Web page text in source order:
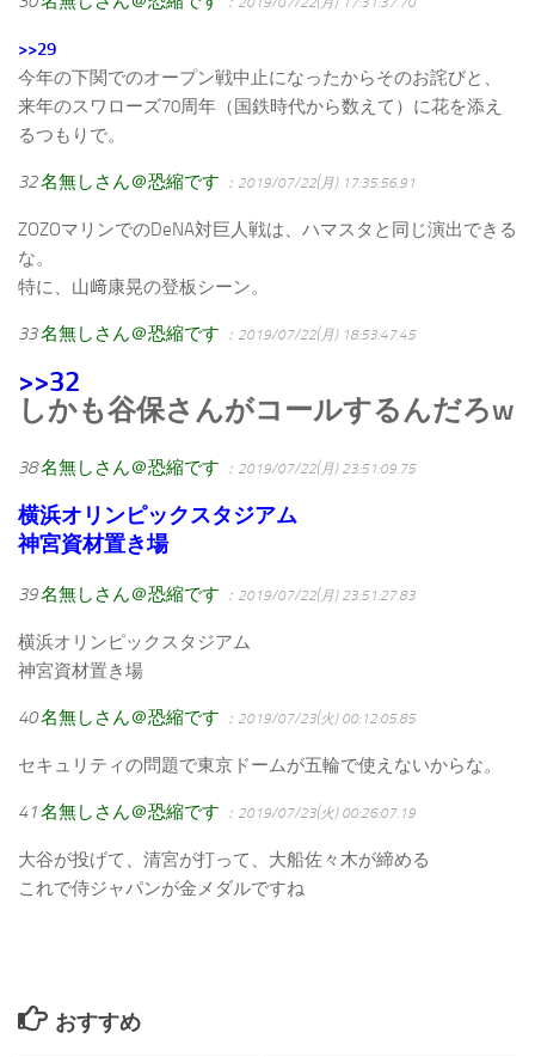
>>29
今年の下関でのオープン戦中止になったからそのお詫びと、
来年のスワローズ70周年（国鉄時代から数えて）に花を添え
るつもりで。
32名無しさん＠恐縮です ：2019/07/22(月) 17:35:56.91
ZOZOマリンでのDeNA対巨人戦は、ハマスタと同じ演出できる
な。
特に、山﨑康晃の登板シーン。
33名無しさん＠恐縮です ：2019/07/22(月) 18:53:47.45
>>32
しかも谷保さんがコールするんだろw
38名無しさん＠恐縮です ：2019/07/22(月) 23:51:09.75
横浜オリンピックスタジアム
神宮資材置き場
39名無しさん＠恐縮です ：2019/07/22(月) 23:51:27.83
横浜オリンピックスタジアム
神宮資材置き場
40名無しさん＠恐縮です ：2019/07/23(火) 00:12:05.85
セキュリティの問題で東京ドームが五輪で使えないからな。
41名無しさん＠恐縮です ：2019/07/23(火) 00:26:07.19
大谷が投げて、清宮が打って、大船佐々木が締める
これで侍ジャパンが金メダルですね
おすすめ